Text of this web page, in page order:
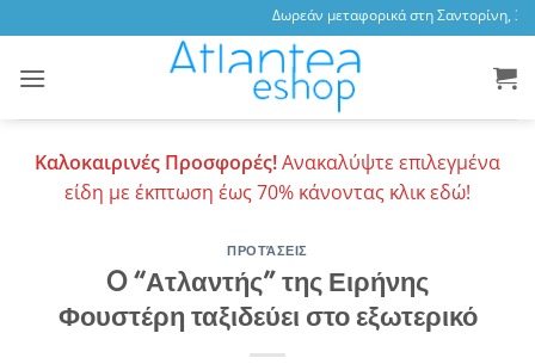
to
content
Δωρεάν μεταφορικά στη Σαντορίνη,
Καλοκαιρινές Προσφορές!Ανακαλύψτε επιλεγμένα
είδη με έκπτωση έως 70% κάνοντας κλικ εδώ!
ΠΡΟΤΆΣΕΙΣ
O “Ατλαντής” της Ειρήνης
Φουστέρη ταξιδεύει στο εξωτερικό